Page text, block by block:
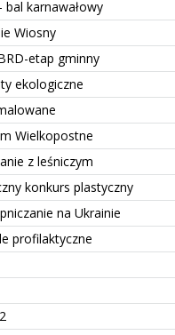
bal karnawałowy
Wiosny
etap gminny
ekologiczne
Wielkopostne
z leśniczym
konkurs plastyczny
na Ukrainie
profilaktyczne